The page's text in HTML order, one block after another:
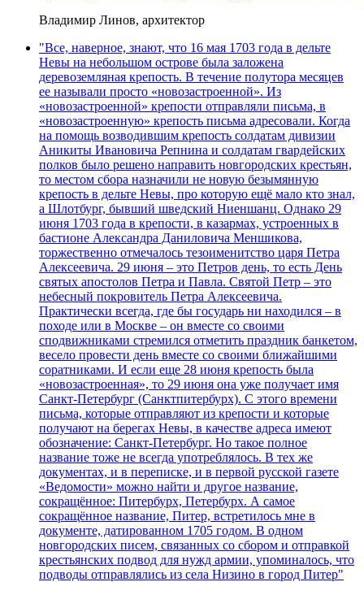
Владимир Линов, архитектор
"Все, наверное, знают, что 16 мая 1703 года в дельте
Невы на небольшом острове была заложена
деревоземляная крепость. В течение полутора месяцев
ее называли просто «новозастроенной». Из
«новозастроенной» крепости отправляли письма, в
«новозастроенную» крепость письма адресовали. Когда
на помощь возводившим крепость солдатам дивизии
Аникиты Ивановича Репнина и солдатам гвардейских
полков было решено направить новгородских крестьян,
то местом сбора назначили не новую безымянную
крепость в дельте Невы, про которую ещё мало кто знал,
а Шлотбург, бывший шведский Ниеншанц. Однако 29
июня 1703 года в крепости, в казармах, устроенных в
бастионе Александра Даниловича Меншикова,
торжественно отмечалось тезоименитство царя Петра
Алексеевича. 29 июня – это Петров день, то есть День
святых апостолов Петра и Павла. Святой Петр – это
небесный покровитель Петра Алексеевича.
Практически всегда, где бы государь ни находился – в
походе или в Москве – он вместе со своими
сподвижниками стремился отметить праздник банкетом,
весело провести день вместе со своими ближайшими
соратниками. И если еще 28 июня крепость была
«новозастроенная», то 29 июня она уже получает имя
Санкт-Петербург (Санктпитербурх). С этого времени
письма, которые отправляют из крепости и которые
получают на берегах Невы, в качестве адреса имеют
обозначение: Санкт-Петербург. Но такое полное
название тоже не всегда употреблялось. В тех же
документах, и в переписке, и в первой русской газете
«Ведомости» можно найти и другое название,
сокращённое: Питербурх, Петербурх. А самое
сокращённое название, Питер, встретилось мне в
документе, датированном 1705 годом. В одном
новгородских писем, связанных со сбором и отправкой
крестьянских подвод для нужд армии, упоминалось, что
подводы отправлялись из села Низино в город Питер"